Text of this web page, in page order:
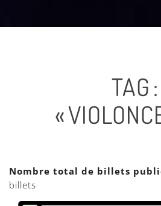
TAG :
«
Nombre total de billets
billets